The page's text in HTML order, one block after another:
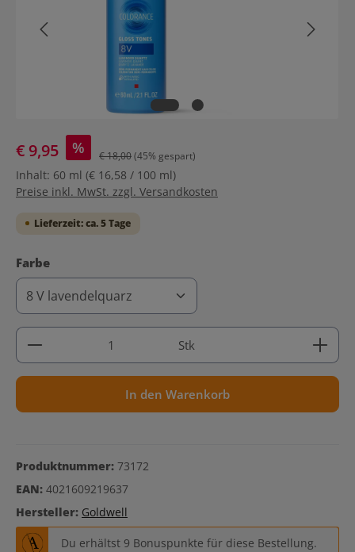
€ 9,95 % € 18,00(45% gespart)
Inhalt: 60 ml (€ 16,58 / 100 ml)
Preise inkl. MwSt. zzgl. Versandkosten
Lieferzeit: ca. 5 Tage
Farbeauswählen
Produkt Anzahl: Gib den gewünschten Wert ein
Stk
In den Warenkorb
Produktnummer: 73172
EAN: 4021609219637
Hersteller: Goldwell
Du erhältst 9 Bonuspunkte für diese Bestellung.